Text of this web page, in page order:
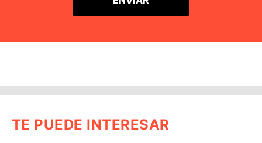
TE PUEDE INTERESAR